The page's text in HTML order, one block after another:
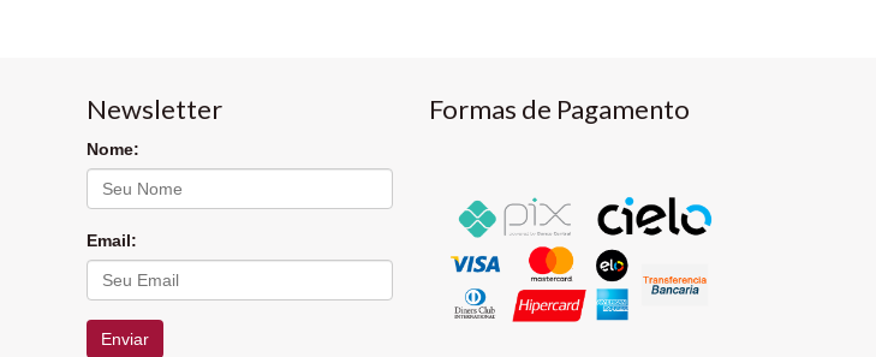
Newsletter
Nome:
Email:
Enviar
Formas de Pagamento